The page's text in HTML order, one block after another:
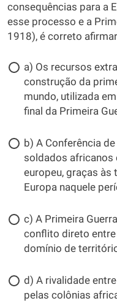
consequências para a
esse processo e a
1918), é correto
a) Os recursos
construção da
mundo, utilizada
final da Primeira
b) A Conferência
soldados
europeu, graças às
Europa naquele
c) A Primeira
conflito direto entre
domínio de
d) A rivalidade
pelas colônias